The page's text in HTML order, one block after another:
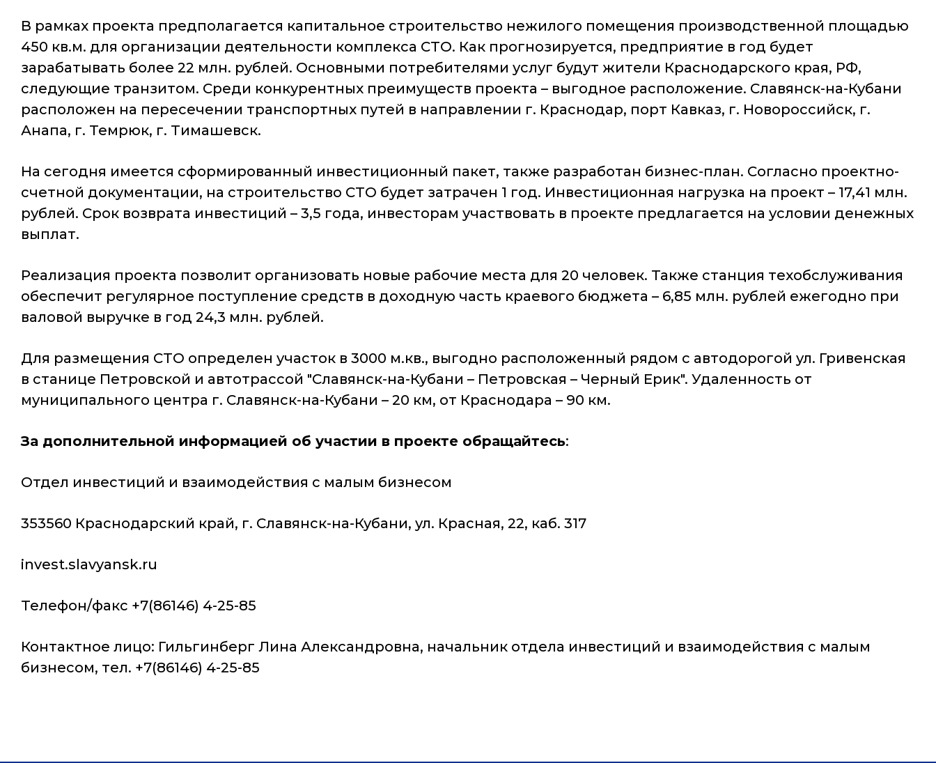
В рамках проекта предполагается капитальное строительство нежилого помещения производственной площадью
450 кв.м. для организации деятельности комплекса СТО. Как прогнозируется, предприятие в год будет
зарабатывать более 22 млн. рублей. Основными потребителями услуг будут жители Краснодарского края, РФ,
следующие транзитом. Среди конкурентных преимуществ проекта – выгодное расположение. Славянск-на-Кубани
расположен на пересечении транспортных путей в направлении г. Краснодар, порт Кавказ, г. Новороссийск, г.
Анапа, г. Темрюк, г. Тимашевск.
На сегодня имеется сформированный инвестиционный пакет, также разработан бизнес-план. Согласно проектно-
счетной документации, на строительство СТО будет затрачен 1 год. Инвестиционная нагрузка на проект – 17,41 млн.
рублей. Срок возврата инвестиций – 3,5 года, инвесторам участвовать в проекте предлагается на условии денежных
выплат.
Реализация проекта позволит организовать новые рабочие места для 20 человек. Также станция техобслуживания
обеспечит регулярное поступление средств в доходную часть краевого бюджета – 6,85 млн. рублей ежегодно при
валовой выручке в год 24,3 млн. рублей.
Для размещения СТО определен участок в 3000 м.кв., выгодно расположенный рядом с автодорогой ул. Гривенская
в станице Петровской и автотрассой "Славянск-на-Кубани – Петровская – Черный Ерик". Удаленность от
муниципального центра г. Славянск-на-Кубани – 20 км, от Краснодара – 90 км.
За дополнительной информацией об участии в проекте обращайтесь:
Отдел инвестиций и взаимодействия с малым бизнесом
353560 Краснодарский край, г. Славянск-на-Кубани, ул. Красная, 22, каб. 317
invest.slavyansk.ru
Телефон/факс +7(86146) 4-25-85
Контактное лицо: Гильгинберг Лина Александровна, начальник отдела инвестиций и взаимодействия с малым
бизнесом, тел. +7(86146) 4-25-85